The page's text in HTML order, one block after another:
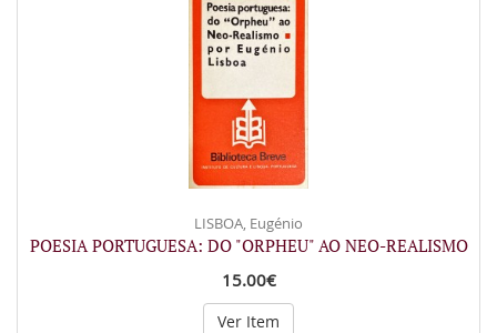
LISBOA, Eugénio
POESIA PORTUGUESA: DO "ORPHEU" AO NEO-REALISMO
15.00€
Ver Item